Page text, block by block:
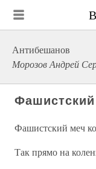
Антибешанов
Морозов Андрей
Фашистский меч
Так прямо на